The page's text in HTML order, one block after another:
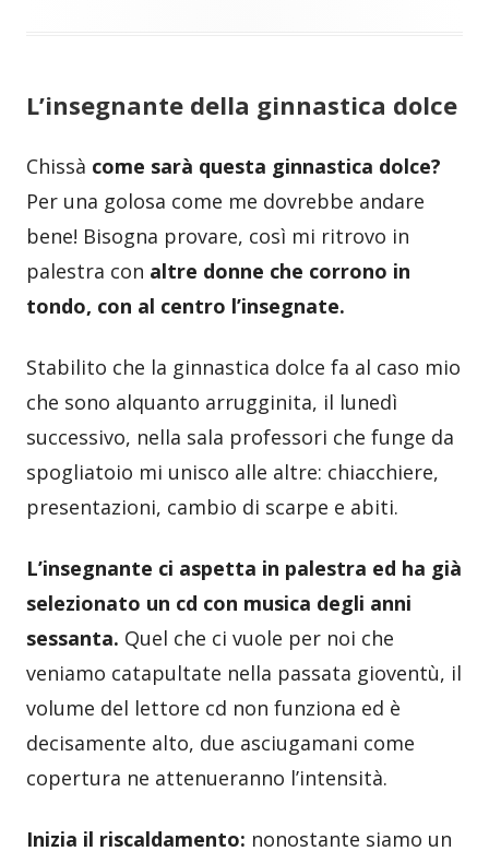
L’insegnante della ginnastica dolce
Chissà come sarà questa ginnastica dolce?
Per una golosa come me dovrebbe andare
bene! Bisogna provare, così mi ritrovo in
palestra con altre donne che corrono in
tondo, con al centro l’insegnate.
Stabilito che la ginnastica dolce fa al caso mio
che sono alquanto arrugginita, il lunedì
successivo, nella sala professori che funge da
spogliatoio mi unisco alle altre: chiacchiere,
presentazioni, cambio di scarpe e abiti.
L’insegnante ci aspetta in palestra ed ha già
selezionato un cd con musica degli anni
sessanta. Quel che ci vuole per noi che
veniamo catapultate nella passata gioventù, il
volume del lettore cd non funziona ed è
decisamente alto, due asciugamani come
copertura ne attenueranno l’intensità.
Inizia il riscaldamento: nonostante siamo un